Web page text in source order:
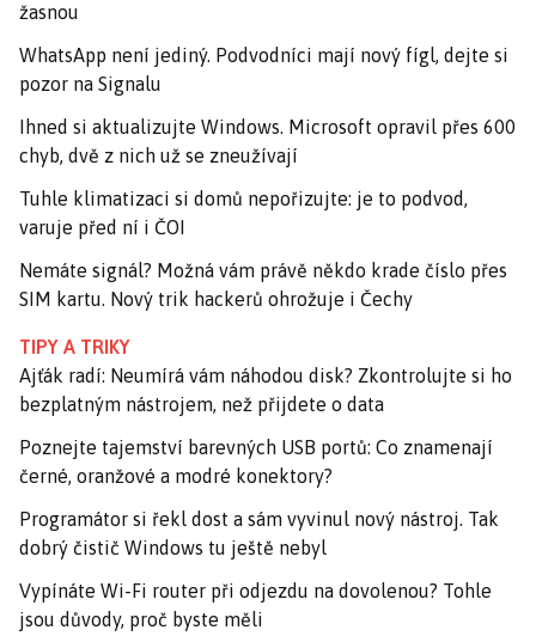
žasnou
WhatsApp není jediný. Podvodníci mají nový fígl, dejte si
pozor na Signalu
Ihned si aktualizujte Windows. Microsoft opravil přes 600
chyb, dvě z nich už se zneužívají
Tuhle klimatizaci si domů nepořizujte: je to podvod,
varuje před ní i ČOI
Nemáte signál? Možná vám právě někdo krade číslo přes
SIM kartu. Nový trik hackerů ohrožuje i Čechy
TIPY A TRIKY
Ajťák radí: Neumírá vám náhodou disk? Zkontrolujte si ho
bezplatným nástrojem, než přijdete o data
Poznejte tajemství barevných USB portů: Co znamenají
černé, oranžové a modré konektory?
Programátor si řekl dost a sám vyvinul nový nástroj. Tak
dobrý čistič Windows tu ještě nebyl
Vypínáte Wi-Fi router při odjezdu na dovolenou? Tohle
jsou důvody, proč byste měli